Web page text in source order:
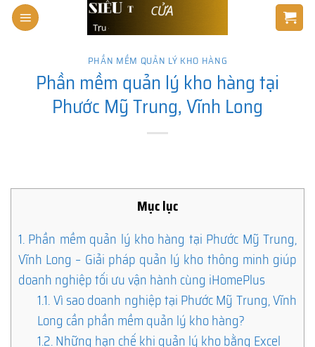
Skip
PHẦN MỀM QUẢN LÝ KHO HÀNG
Phần mềm quản lý kho hàng tại
Phước Mỹ Trung, Vĩnh Long
Mục lục
1. Phần mềm quản lý kho hàng tại Phước Mỹ Trung,
Vĩnh Long – Giải pháp quản lý kho thông minh giúp
doanh nghiệp tối ưu vận hành cùng iHomePlus
1.1.Vì sao doanh nghiệp tại Phước Mỹ Trung, Vĩnh
Long cần phần mềm quản lý kho hàng?
1.2.Những hạn chế khi quản lý kho bằng Excel